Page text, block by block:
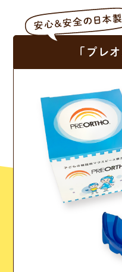
「プレ